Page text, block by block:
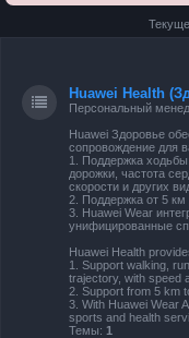
Huawei Health
Персональный
Huawei Здоровье
сопровождение для
1. Поддержка
дорожки, частота
скорости и других
2. Поддержка от 5
3. Huawei Wear
унифицированные
Huawei Health
1. Support walking,
trajectory, with speed
2. Support from 5 km
3. With Huawei Wear
sports and health
Темы: 1